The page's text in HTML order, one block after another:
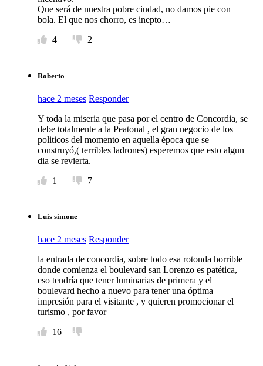
Que será de nuestra pobre ciudad, no damos pie con
bola. El que nos chorro, es inepto…
4
2
Roberto
hace 2 meses Responder
Y toda la miseria que pasa por el centro de Concordia, se
debe totalmente a la Peatonal , el gran negocio de los
politicos del momento en aquella época que se
construyó,( terribles ladrones) esperemos que esto algun
dia se revierta.
1
7
Luis simone
hace 2 meses Responder
la entrada de concordia, sobre todo esa rotonda horrible
donde comienza el boulevard san Lorenzo es patética,
eso tendría que tener luminarias de primera y el
boulevard hecho a nuevo para tener una óptima
impresión para el visitante , y quieren promocionar el
turismo , por favor
16